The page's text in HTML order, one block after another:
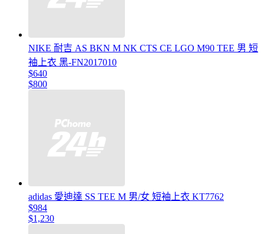
NIKE 耐吉 AS BKN M NK CTS CE LGO M90 TEE 男 短
袖上衣 黑-FN2017010
$640
$800
adidas 愛迪達 SS TEE M 男/女 短袖上衣 KT7762
$984
$1,230